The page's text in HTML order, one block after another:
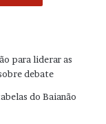
para liderar as
debate
do Baianão